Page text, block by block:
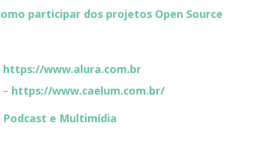
participar dos projetos Open Source
https://www.alura.com.br
– https://www.caelum.com.br/
Podcast e Multimídia